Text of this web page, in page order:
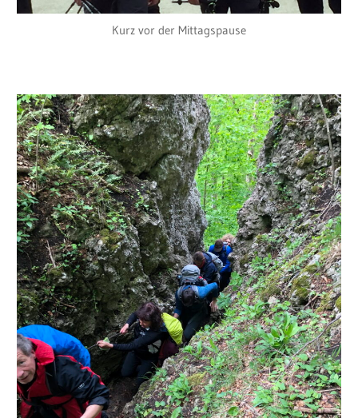
Kurz vor der Mittagspause